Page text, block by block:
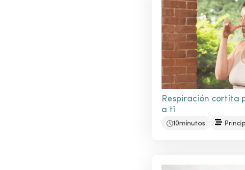
Respiración cortita
a ti
10minutos